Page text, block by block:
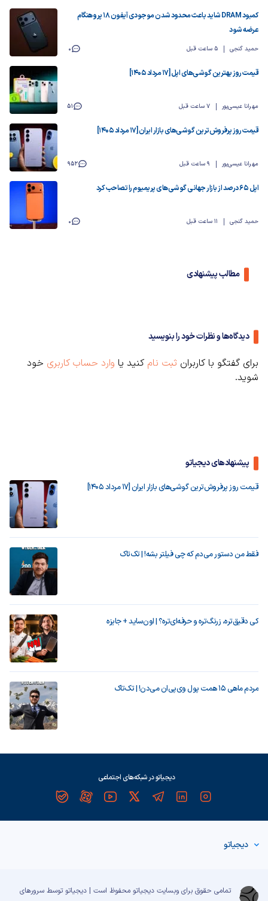
کمبود DRAM شاید باعث محدود شدن موجودی آیفون ۱۸ پرو هنگام
عرضه شود
حمید گنجی 5 ساعت قبل 0
قیمت روز بهترین گوشی‌های اپل [17 مرداد 1405]
مهرانا عیسی‌پور 7 ساعت قبل 51
قیمت روز پرفروش‌ترین گوشی‌های بازار ایران [17 مرداد 1405]
مهرانا عیسی‌پور 9 ساعت قبل 952
اپل ۶۵ درصد از بازار جهانی گوشی‌های پریمیوم را تصاحب کرد
حمید گنجی 11 ساعت قبل 0
مطالب پیشنهادی
دیدگاه‌ها و نظرات خود را بنویسید
برای گفتگو با کاربران ثبت نام کنید یا وارد حساب کاربری خود
شوید.
پیشنهادهای دیجیاتو
قیمت روز پرفروش‌ترین گوشی‌های بازار ایران [17 مرداد 1405]
فقط من دستور می‌دم که چی فیلتر بشه! | تک‌تاک
کی دقیق‌تره، زرنگ‌تره و حرفه‌ای‌تره؟ | اون‌ساید + جایزه
مردم ماهی ۱۵ همت پول وی‌پی‌ان می‌دن! | تک‌تاک
دیجیاتو در شبکه‌های اجتماعی
دیجیاتو
تمامی حقوق برای وبسایت دیجیاتو محفوظ است | دیجیاتو توسط سرورهای